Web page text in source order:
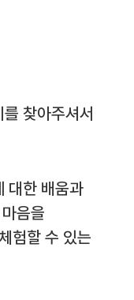
찾아주셔서
대한 배움과
음을
험할 수 있는